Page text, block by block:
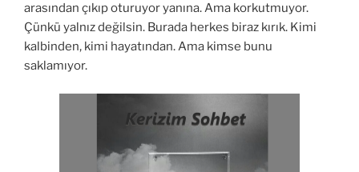
arasından çıkıp oturuyor yanına. Ama korkutmuyor.
Çünkü yalnız değilsin. Burada herkes biraz kırık. Kimi
kalbinden, kimi hayatından. Ama kimse bunu
saklamıyor.